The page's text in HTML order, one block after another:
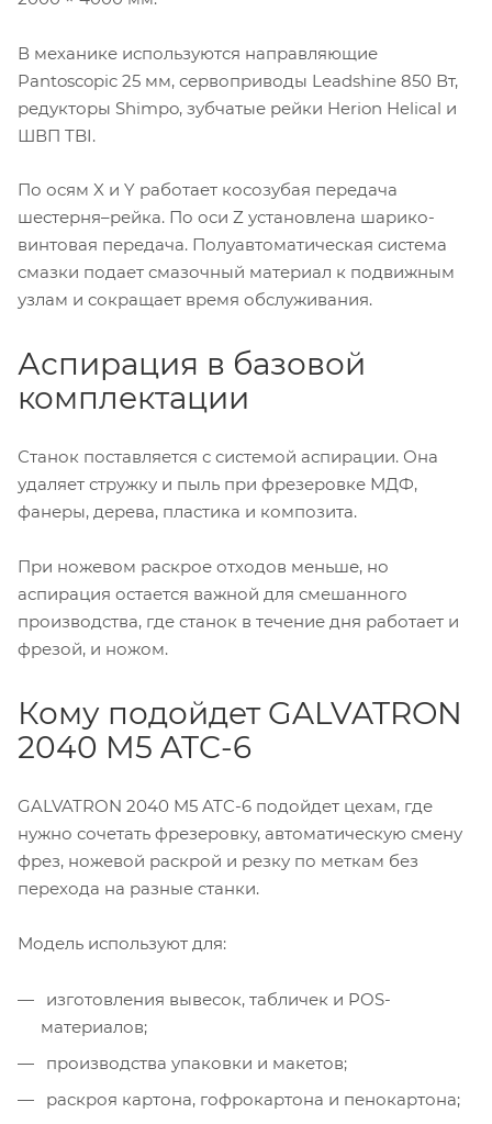
В механике используются направляющие
Pantoscopic 25 мм, сервоприводы Leadshine 850 Вт,
редукторы Shimpo, зубчатые рейки Herion Helical и
ШВП TBI.
По осям X и Y работает косозубая передача
шестерня–рейка. По оси Z установлена шарико-
винтовая передача. Полуавтоматическая система
смазки подает смазочный материал к подвижным
узлам и сокращает время обслуживания.
Аспирация в базовой
комплектации
Станок поставляется с системой аспирации. Она
удаляет стружку и пыль при фрезеровке МДФ,
фанеры, дерева, пластика и композита.
При ножевом раскрое отходов меньше, но
аспирация остается важной для смешанного
производства, где станок в течение дня работает и
фрезой, и ножом.
Кому подойдет GALVATRON
2040 M5 ATC-6
GALVATRON 2040 M5 ATC-6 подойдет цехам, где
нужно сочетать фрезеровку, автоматическую смену
фрез, ножевой раскрой и резку по меткам без
перехода на разные станки.
Модель используют для:
изготовления вывесок, табличек и POS-
материалов;
производства упаковки и макетов;
раскроя картона, гофрокартона и пенокартона;